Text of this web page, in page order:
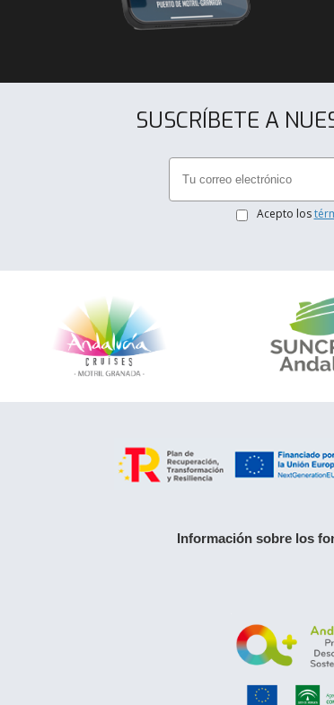
SUSCRÍBETE A
Acepto los
Información sobre los